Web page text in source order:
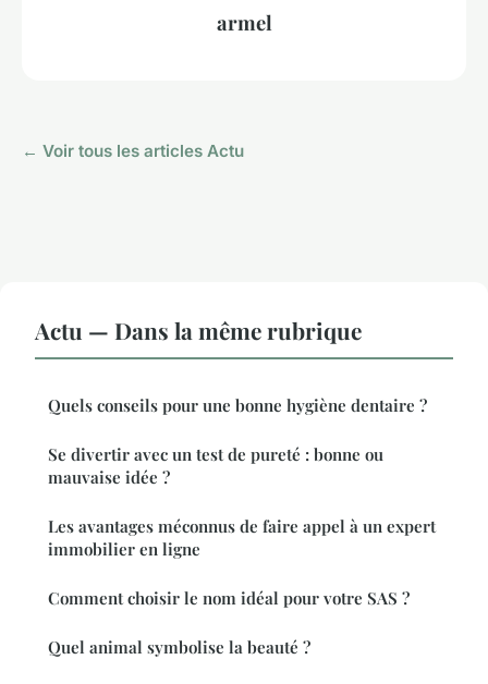
armel
← Voir tous les articles Actu
Actu — Dans la même rubrique
Quels conseils pour une bonne hygiène dentaire ?
Se divertir avec un test de pureté : bonne ou
mauvaise idée ?
Les avantages méconnus de faire appel à un expert
immobilier en ligne
Comment choisir le nom idéal pour votre SAS ?
Quel animal symbolise la beauté ?